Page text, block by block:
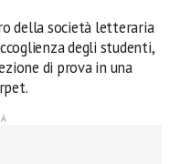
della società letteraria
degli studenti,
di prova in una